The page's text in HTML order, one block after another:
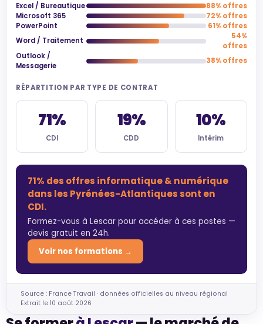
Excel / Bureautique
88% offres
Microsoft 365
72% offres
PowerPoint
61% offres
Word / Traitement
54%
offres
Outlook /
Messagerie
38% offres
RÉPARTITION PAR TYPE DE CONTRAT
71%
CDI
19%
CDD
10%
Intérim
71% des offres informatique & numérique
dans les Pyrénées-Atlantiques sont en
CDI.
Formez-vous à Lescar pour accéder à ces postes —
devis gratuit en 24h.
Voir nos formations →
Source : France Travail · données officielles au niveau régional
Extrait le 10 août 2026